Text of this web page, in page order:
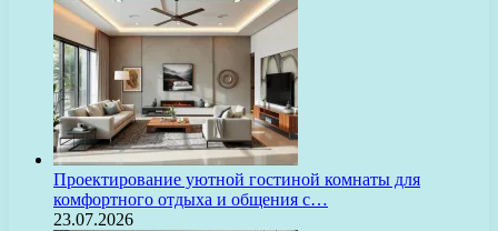
Проектирование уютной гостиной комнаты для
комфортного отдыха и общения с…
23.07.2026